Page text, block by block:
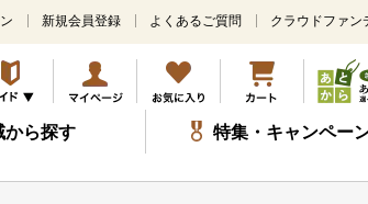
メ
ン
コ
ン
テ
ツ
新規会員登録 よくあるご質問 クラウドファン
から探す 特集・キャンペー